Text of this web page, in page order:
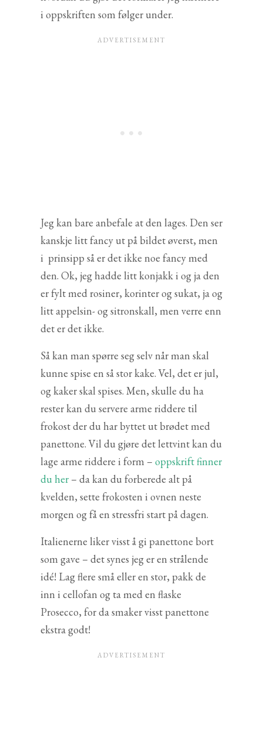
i oppskriften som følger under.
Jeg kan bare anbefale at den lages. Den ser
kanskje litt fancy ut på bildet øverst, men
i prinsipp så er det ikke noe fancy med
den. Ok, jeg hadde litt konjakk i og ja den
er fylt med rosiner, korinter og sukat, ja og
litt appelsin- og sitronskall, men verre enn
det er det ikke.
Så kan man spørre seg selv når man skal
kunne spise en så stor kake. Vel, det er jul,
og kaker skal spises. Men, skulle du ha
rester kan du servere arme riddere til
frokost der du har byttet ut brødet med
panettone. Vil du gjøre det lettvint kan du
lage arme riddere i form – oppskrift finner
du her – da kan du forberede alt på
kvelden, sette frokosten i ovnen neste
morgen og få en stressfri start på dagen.
Italienerne liker visst å gi panettone bort
som gave – det synes jeg er en strålende
idé! Lag flere små eller en stor, pakk de
inn i cellofan og ta med en flaske
Prosecco, for da smaker visst panettone
ekstra godt!